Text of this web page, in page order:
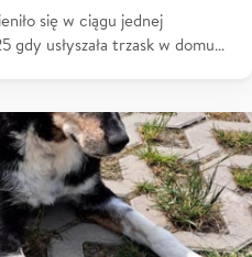
się w ciągu jednej
usłyszała trzask w domu…